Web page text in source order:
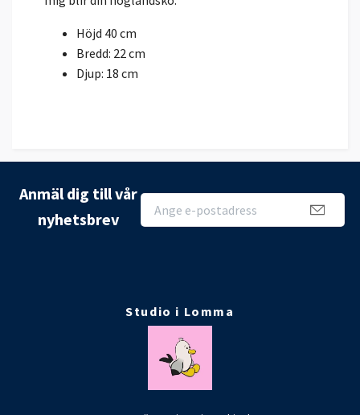
Höjd 40 cm
Bredd: 22 cm
Djup: 18 cm
Anmäl dig till vår
nyhetsbrev
Studio i Lomma